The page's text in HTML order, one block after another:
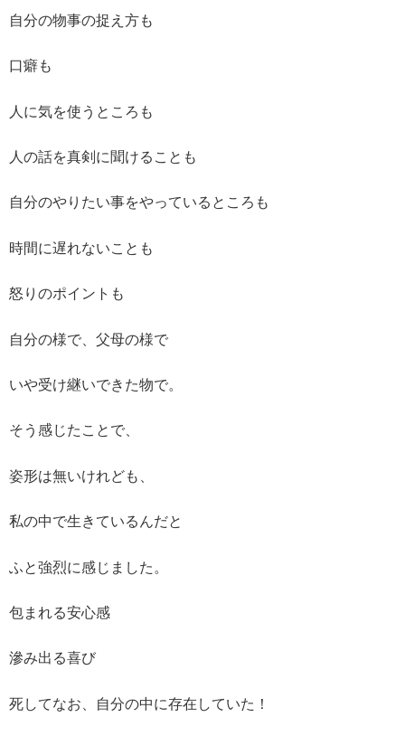
自分の物事の捉え方も
口癖も
人に気を使うところも
人の話を真剣に聞けることも
自分のやりたい事をやっているところも
時間に遅れないことも
怒りのポイントも
自分の様で、父母の様で
いや受け継いできた物で。
そう感じたことで、
姿形は無いけれども、
私の中で生きているんだと
ふと強烈に感じました。
包まれる安心感
滲み出る喜び
死してなお、自分の中に存在していた！